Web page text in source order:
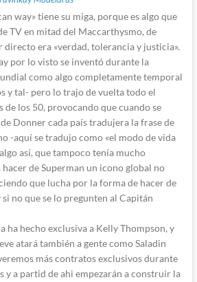
way» tiene su miga, porque es algo que
TV en mitad del Maccarthysmo, de
directo era «verdad, tolerancia y justicia».
por lo visto se inventó durante la
como algo completamente temporal
y tal- pero lo trajo de vuelta todo el
los 50, provocando que cuando se
Donner cada país tradujera la frase de
-aquí se tradujo como «el modo de vida
así, que tampoco tenía mucho
hacer de Superman un icono global no
que lucha por la forma de hacer de
no que se lo pregunten al Capitán
ha hecho exclusiva a Kelly Thompson, y
atará también a gente como Saladin
más contratos exclusivos durante
y a partid de ahi empezarán a construir la